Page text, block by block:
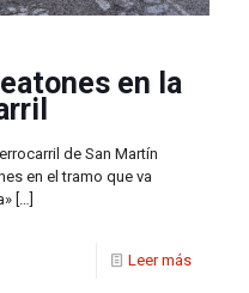
en la
de San Martín
en el tramo que va
[…]
Leer más